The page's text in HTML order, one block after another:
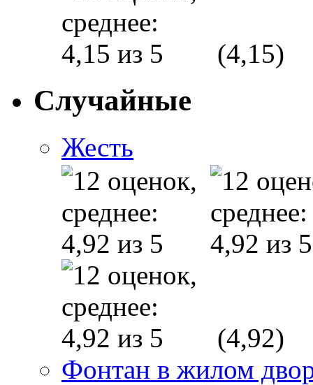
(4,15)
Случайные
Жесть
(4,92)
Фонтан в жилом